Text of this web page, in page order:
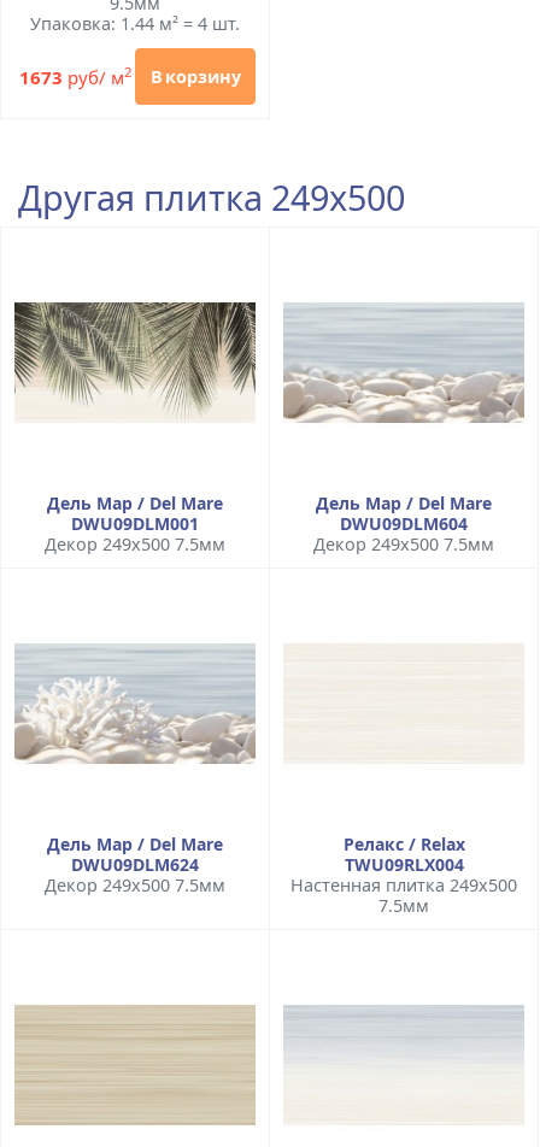
Упаковка: 1.44 м² = 4 шт.
1673 руб/ м2 В корзину
Другая плитка 249x500
Дель Мар / Del Mare
DWU09DLM001
Декор 249x500 7.5мм
Дель Мар / Del Mare
DWU09DLM604
Декор 249x500 7.5мм
Дель Мар / Del Mare
DWU09DLM624
Декор 249x500 7.5мм
Релакс / Relax
TWU09RLX004
Настенная плитка 249x500
7.5мм